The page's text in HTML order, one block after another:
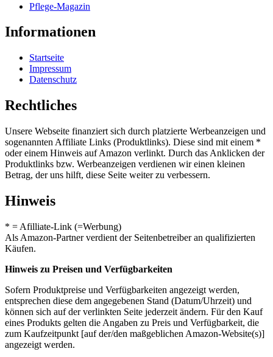
Pflege-Magazin
Informationen
Startseite
Impressum
Datenschutz
Rechtliches
Unsere Webseite finanziert sich durch platzierte Werbeanzeigen und
sogenannten Affiliate Links (Produktlinks). Diese sind mit einem *
oder einem Hinweis auf Amazon verlinkt. Durch das Anklicken der
Produktlinks bzw. Werbeanzeigen verdienen wir einen kleinen
Betrag, der uns hilft, diese Seite weiter zu verbessern.
Hinweis
* = Afilliate-Link (=Werbung)
Als Amazon-Partner verdient der Seitenbetreiber an qualifizierten
Käufen.
Hinweis zu Preisen und Verfügbarkeiten
Sofern Produktpreise und Verfügbarkeiten angezeigt werden,
entsprechen diese dem angegebenen Stand (Datum/Uhrzeit) und
können sich auf der verlinkten Seite jederzeit ändern. Für den Kauf
eines Produkts gelten die Angaben zu Preis und Verfügbarkeit, die
zum Kaufzeitpunkt [auf der/den maßgeblichen Amazon-Website(s)]
angezeigt werden.